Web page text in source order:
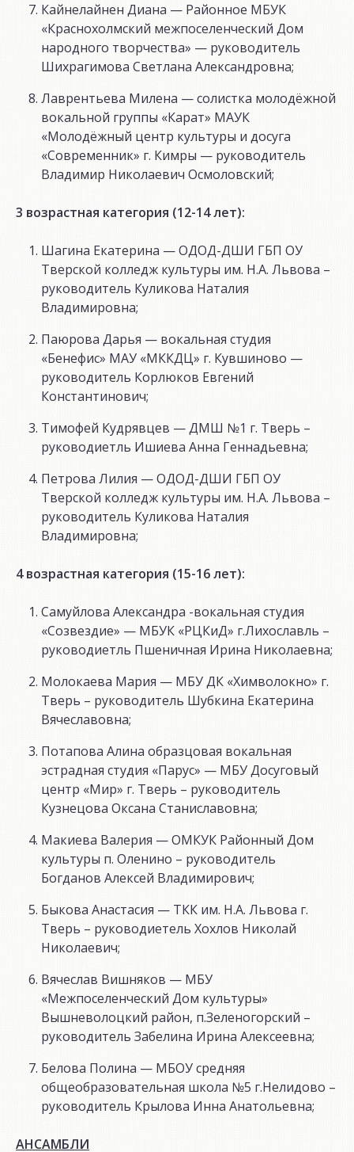
Кайнелайнен Диана — Районное МБУК
«Краснохолмский межпоселенческий Дом
народного творчества» — руководитель
Шихрагимова Светлана Александровна;
Лаврентьева Милена — солистка молодёжной
вокальной группы «Карат» МАУК
«Молодёжный центр культуры и досуга
«Современник» г. Кимры — руководитель
Владимир Николаевич Осмоловский;
3 возрастная категория (12-14 лет):
Шагина Екатерина — ОДОД-ДШИ ГБП ОУ
Тверской колледж культуры им. Н.А. Львова –
руководитель Куликова Наталия
Владимировна;
Паюрова Дарья — вокальная студия
«Бенефис» МАУ «МККДЦ» г. Кувшиново —
руководитель Корлюков Евгений
Константинович;
Тимофей Кудрявцев — ДМШ №1 г. Тверь –
руководиетль Ишиева Анна Геннадьевна;
Петрова Лилия — ОДОД-ДШИ ГБП ОУ
Тверской колледж культуры им. Н.А. Львова –
руководитель Куликова Наталия
Владимировна;
4 возрастная категория (15-16 лет):
Самуйлова Александра -вокальная студия
«Созвездие» — МБУК «РЦКиД» г.Лихославль –
руководиетль Пшеничная Ирина Николаевна;
Молокаева Мария — МБУ ДК «Химволокно» г.
Тверь – руководитель Шубкина Екатерина
Вячеславовна;
Потапова Алина образцовая вокальная
эстрадная студия «Парус» — МБУ Досуговый
центр «Мир» г. Тверь – руководитель
Кузнецова Оксана Станиславовна;
Макиева Валерия — ОМКУК Районный Дом
культуры п. Оленино – руководитель
Богданов Алексей Владимирович;
Быкова Анастасия — ТКК им. Н.А. Львова г.
Тверь – руководиетель Хохлов Николай
Николаевич;
Вячеслав Вишняков — МБУ
«Межпоселенческий Дом культуры»
Вышневолоцкий район, п.Зеленогорский –
руководитель Забелина Ирина Алексеевна;
Белова Полина — МБОУ средняя
общеобразовательная школа №5 г.Нелидово –
руководитель Крылова Инна Анатольевна;
АНСАМБЛИ